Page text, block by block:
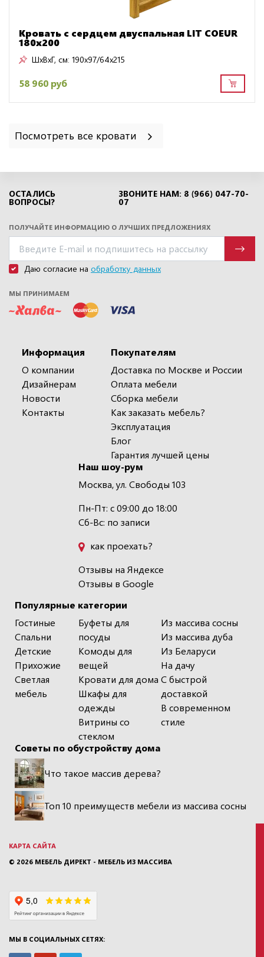
Кровать с сердцем двуспальная LIT COEUR
180х200
ШxВxГ, см: 190x97/64x215
58 960 руб
Посмотреть все кровати
ОСТАЛИСЬ
ВОПРОСЫ?
ЗВОНИТЕ НАМ: 8 (966) 047-70-
07
ПОЛУЧАЙТЕ ИНФОРМАЦИЮ О ЛУЧШИХ ПРЕДЛОЖЕНИЯХ
Даю согласие на обработку данных
МЫ ПРИНИМАЕМ
Информация
О компании
Дизайнерам
Новости
Контакты
Популярные категории
Гостиные
Спальни
Детские
Прихожие
Светлая
мебель
Буфеты для
посуды
Комоды для
вещей
Кровати для дома
Шкафы для
одежды
Витрины со
стеклом
Из массива сосны
Из массива дуба
Из Беларуси
На дачу
С быстрой
доставкой
В современном
стиле
Покупателям
Доставка по Москве и России
Оплата мебели
Сборка мебели
Как заказать мебель?
Эксплуатация
Блог
Гарантия лучшей цены
Наш шоу-рум
Москва, ул. Свободы 103
Пн-Пт: с 09:00 до 18:00
Сб-Вс: по записи
как проехать?
Отзывы на Яндексе
Отзывы в Google
Советы по обустройству дома
Что такое массив дерева?
Топ 10 преимуществ мебели из массива сосны
КАРТА САЙТА
© 2026 МЕБЕЛЬ ДИРЕКТ - МЕБЕЛЬ ИЗ МАССИВА
МЫ В СОЦИАЛЬНЫХ СЕТЯХ: